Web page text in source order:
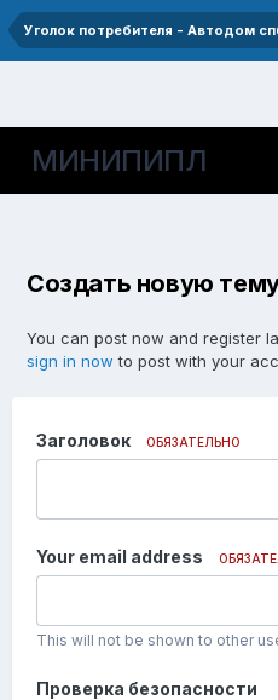
Уголок потребителя - Автодом
МИНИПИПЛ
Создать новую
You can post now and register
sign in now to post with your
Заголовок ОБЯЗАТЕЛЬНО
Your email address
This will not be shown to other
Проверка безопасности